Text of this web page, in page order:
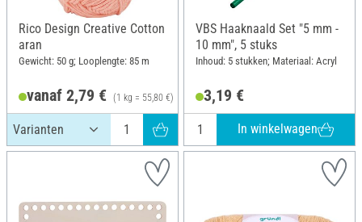
Rico Design Creative Cotton
aran
Gewicht: 50 g; Looplengte: 85 m
vanaf 2,79 € (1 kg = 55,80 €)
VBS Haaknaald Set "5 mm -
10 mm", 5 stuks
Inhoud: 5 stukken; Materiaal: Acryl
3,19 €
In winkelwagen